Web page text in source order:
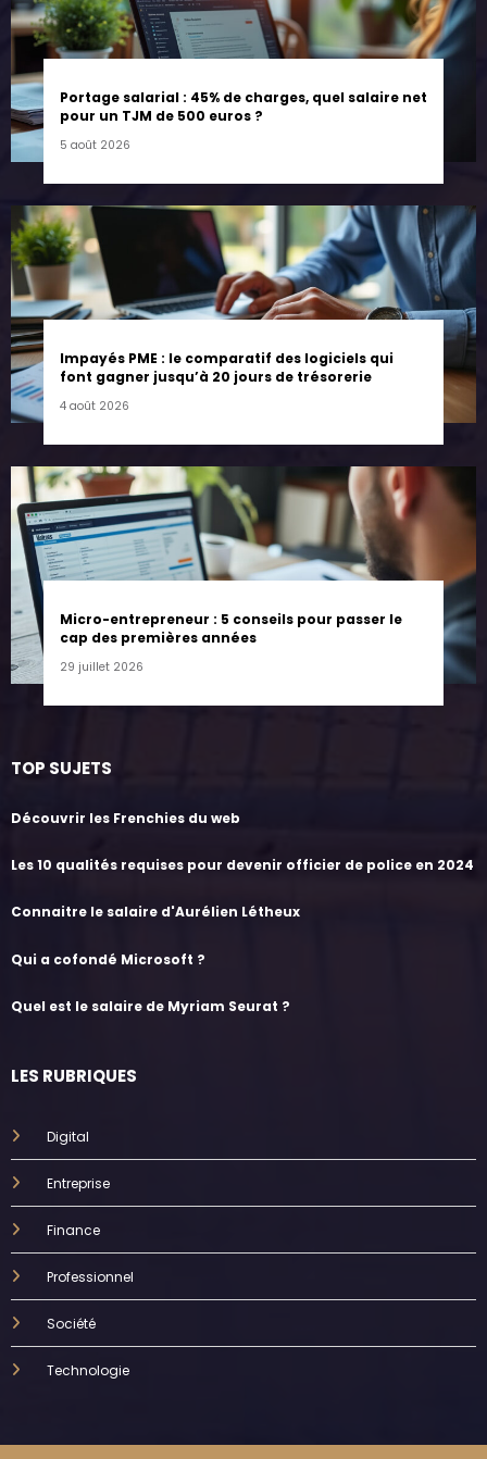
Portage salarial : 45% de charges, quel salaire net
pour un TJM de 500 euros ?
5 août 2026
Impayés PME : le comparatif des logiciels qui
font gagner jusqu’à 20 jours de trésorerie
4 août 2026
Micro-entrepreneur : 5 conseils pour passer le
cap des premières années
29 juillet 2026
TOP SUJETS
Découvrir les Frenchies du web
Les 10 qualités requises pour devenir officier de police en 2024
Connaitre le salaire d'Aurélien Létheux
Qui a cofondé Microsoft ?
Quel est le salaire de Myriam Seurat ?
LES RUBRIQUES
Digital
Entreprise
Finance
Professionnel
Société
Technologie